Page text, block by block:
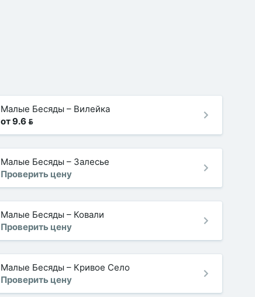
Малые Бесяды – Вилейка
от 9.6 
Малые Бесяды – Залесье
Проверить цену
Малые Бесяды – Ковали
Проверить цену
Малые Бесяды – Кривое Село
Проверить цену